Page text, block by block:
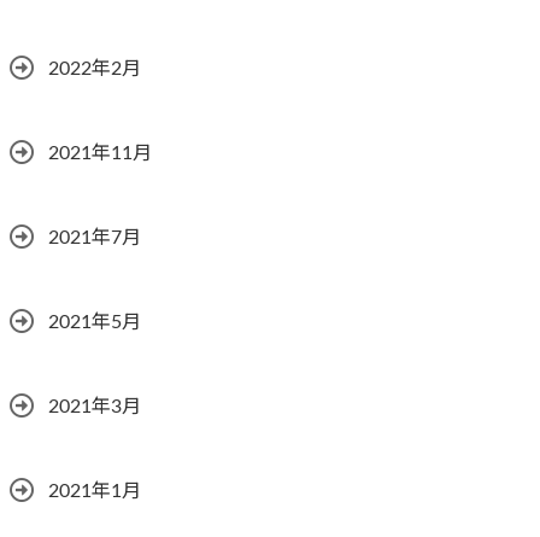
2022年2月
2021年11月
2021年7月
2021年5月
2021年3月
2021年1月